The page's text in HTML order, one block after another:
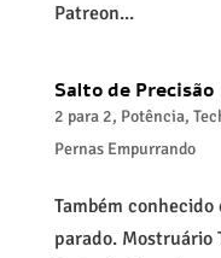
Patreon...
Salto de Precisão
2 para 2, Potência,
Pernas Empurrando
Também conhecido
parado. Mostruário